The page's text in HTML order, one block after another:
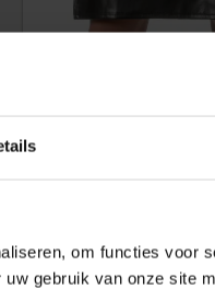
om functies voor
gebruik van onze site
TOF PARIS –
DRUKKNOPEN –
Op